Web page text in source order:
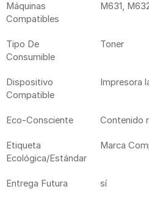
Máquinas
Compatibles
M631,
Tipo De
Consumible
Toner
Dispositivo
Compatible
Impresora
Eco-Consciente Contenido
Etiqueta
Ecológica/Estándar
Marca
Entrega Futura sí